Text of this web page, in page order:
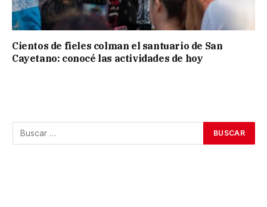
Cientos de fieles colman el santuario de San
Cayetano: conocé las actividades de hoy